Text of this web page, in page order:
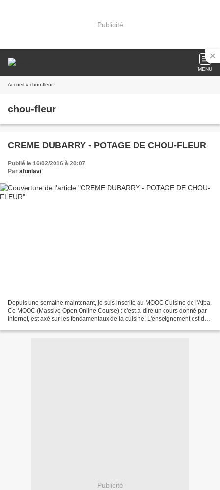
Publicité
MENU
Accueil » chou-fleur
chou-fleur
CREME DUBARRY - POTAGE DE CHOU-FLEUR
Publié le 16/02/2016 à 20:07
Par afonlavi
Depuis une semaine maintenant, je suis inscrite au MOOC Cuisine de l'Afpa.
Ce MOOC (Massive Open Online Course) : c'est-à-dire un cours donné par
internet, est axé sur les fondamentaux de la cuisine. L'enseignement est de
Publicité